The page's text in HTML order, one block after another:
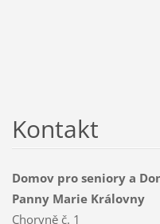
Kontakt
Domov pro seniory a
Panny Marie Královny
Choryně č. 1